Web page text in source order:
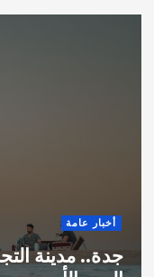
أخبار عامة
جدة.. مدينة